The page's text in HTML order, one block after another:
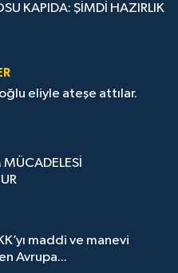
KAPIDA: ŞİMDİ HAZIRLIK
eliyle ateşe attılar.
maddi ve manevi
Avrupa...